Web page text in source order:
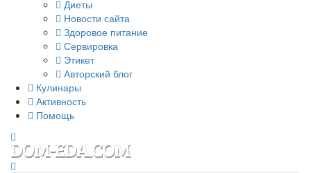
Диеты
Новости сайта
Здоровое питание
Сервировка
Этикет
Авторский блог
Кулинары
Активность
Помощь